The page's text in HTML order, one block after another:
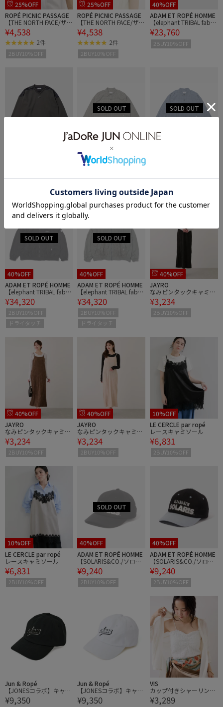
25%OFF
ROPÉ PICNIC PASSAGE
【THE NORTH FACE/ザ・
ノース・フェイス】BRIM
MER HAT
¥4,538
2件
2BUY10%OFF
25%OFF
ROPÉ PICNIC PASSAGE
【THE NORTH FACE/ザ・
ノース・フェイス】BRIM
MER HAT
¥4,538
2件
2BUY10%OFF
40%OFF
ADAM ET ROPÉ HOMME
【elephant TRIBAL fabric
s/エレファントトライバ
ルファブリクス】THERM
AL HOCKEY SHIRT
¥23,760
2BUY10%OFF
ルファブリクス】THERM
AL HOCKEY SHIRT
40%OFF
ADAM ET ROPÉ HOMME
【elephant TRIBAL fabric
ルファブリクス】M35 H
OCKEY CHECK SHIRT
ルファブリクス】M35 H
OCKEY CHECK SHIRT
40%OFF
ADAM ET ROPÉ HOMME
【elephant TRIBAL fabric
s/エレファントトライバ
ルファブリクス】FAT JU
MPER
¥34,320
2BUY10%OFF
ドライタッチ
40%OFF
ADAM ET ROPÉ HOMME
【elephant TRIBAL fabric
s/エレファントトライバ
ルファブリクス】FAT JU
MPER
¥34,320
2BUY10%OFF
ドライタッチ
40%OFF
JAYRO
なみピンタックキャミワ
ンピース
¥3,234
2BUY10%OFF
40%OFF
JAYRO
なみピンタックキャミワ
ンピース
¥3,234
2BUY10%OFF
40%OFF
JAYRO
なみピンタックキャミワ
ンピース
¥3,234
2BUY10%OFF
10%OFF
LE CERCLE par ropé
レースキャミソール
¥6,831
2BUY10%OFF
10%OFF
LE CERCLE par ropé
レースキャミソール
¥6,831
2BUY10%OFF
40%OFF
ADAM ET ROPÉ HOMME
【SOLARIS&CO./ソロリ
スアンドコー】TRAPBO
Y
¥9,240
2BUY10%OFF
40%OFF
ADAM ET ROPÉ HOMME
【SOLARIS&CO./ソロリ
スアンドコー】TRAPBO
Y
¥9,240
2BUY10%OFF
Jun & Ropé
【JONESコラボ】キャッ
プ
¥9,350
Jun & Ropé
【JONESコラボ】キャッ
プ
¥9,350
VIS
カップ付きシャーリング
キャミソール
¥3,289